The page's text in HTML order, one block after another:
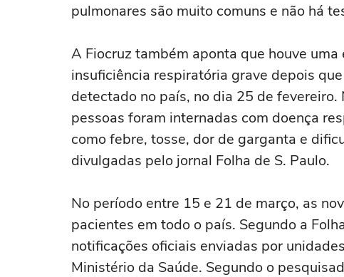
pulmonares são muito comuns e não há
A Fiocruz também aponta que houve
insuficiência respiratória grave depois
detectado no país, no dia 25 de
pessoas foram internadas com doença
como febre, tosse, dor de garganta e
divulgadas pelo jornal Folha de S. Paulo.
No período entre 15 e 21 de março, as
pacientes em todo o país. Segundo a
notificações oficiais enviadas por
Ministério da Saúde. Segundo o